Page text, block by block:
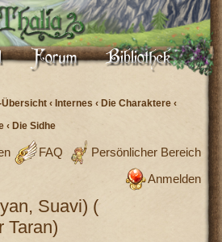
Übersicht ‹ Internes ‹ Die Charaktere ‹
‹ Die Sidhe
Persönlicher Bereich
FAQ
Anmelden
Suavi) (
Taran)